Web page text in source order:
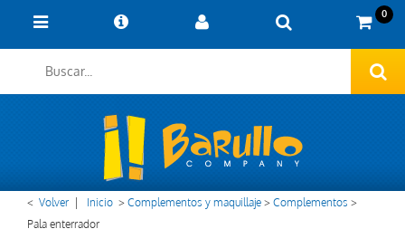
0
< Volver Inicio >Complementos y maquillaje>Complementos >
Pala enterrador